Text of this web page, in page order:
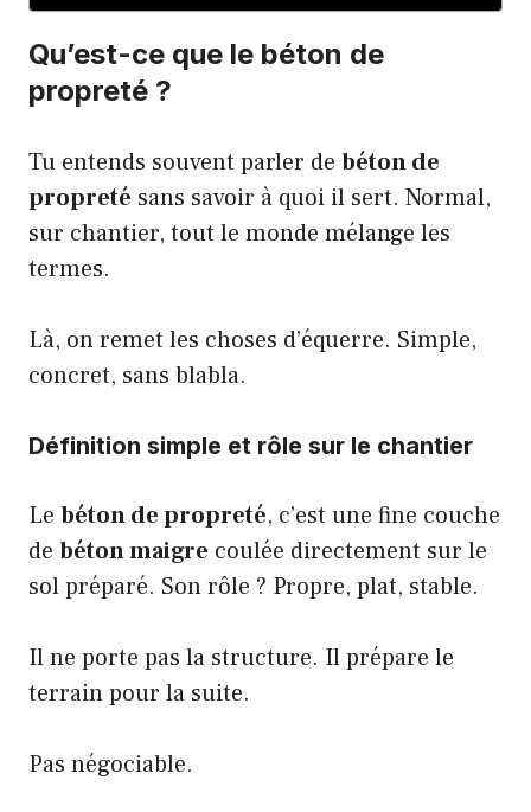
Qu’est-ce que le béton de
propreté ?
Tu entends souvent parler de béton de
propreté sans savoir à quoi il sert. Normal,
sur chantier, tout le monde mélange les
termes.
Là, on remet les choses d’équerre. Simple,
concret, sans blabla.
Définition simple et rôle sur le chantier
Le béton de propreté, c’est une fine couche
de béton maigre coulée directement sur le
sol préparé. Son rôle ? Propre, plat, stable.
Il ne porte pas la structure. Il prépare le
terrain pour la suite.
Pas négociable.